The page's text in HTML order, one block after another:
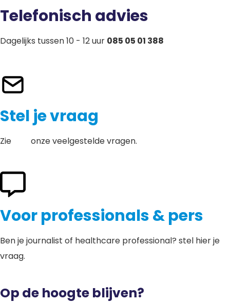
Telefonisch advies
Dagelijks tussen 10 - 12 uur 085 05 01 388
Stel je vraag
Zie onze veelgestelde vragen.
Voor professionals & pers
Ben je journalist of healthcare professional? stel hier je
vraag.
Op de hoogte blijven?